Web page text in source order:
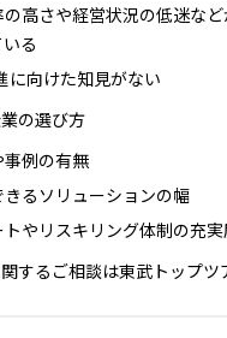
の高さや経営状況の低迷な
る
に向けた知見がない
の選び方
例の有無
るソリューションの幅
トやリスキリング体制の充
するご相談は東武トップツ